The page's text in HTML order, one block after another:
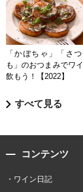
「かぼちゃ」「さ
も」のおつまみでワ
飲もう！【2022】
すべて見る
コンテンツ
ワイン日記